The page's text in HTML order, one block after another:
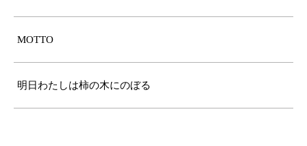
MOTTO
明日わたしは柿の木にのぼる